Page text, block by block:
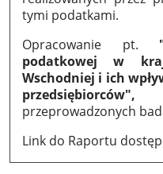
tymi podatkami.
Opracowanie pt.
podatkowej w
Wschodniej i ich
przeprowadzonych
Link do Raportu